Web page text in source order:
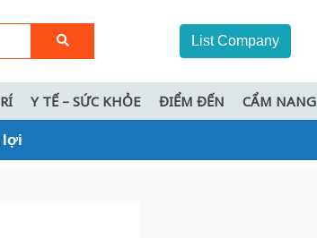
List Company
Y TẾ – SỨC KHỎE ĐIỂM ĐẾN CẨM NANG
lợi